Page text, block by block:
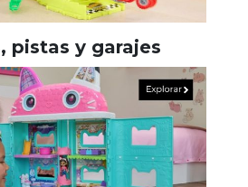
pistas y garajes